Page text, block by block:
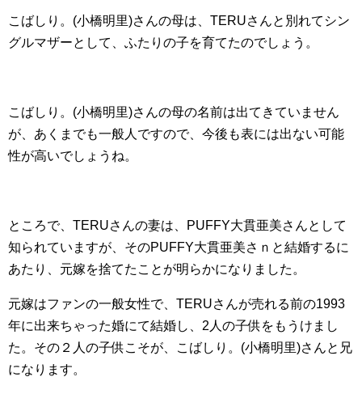
こばしり。(小橋明里)さんの母は、TERUさんと別れてシン
グルマザーとして、ふたりの子を育てたのでしょう。
こばしり。(小橋明里)さんの母の名前は出てきていません
が、あくまでも一般人ですので、今後も表には出ない可能
性が高いでしょうね。
ところで、TERUさんの妻は、PUFFY大貫亜美さんとして
知られていますが、そのPUFFY大貫亜美さｎと結婚するに
あたり、元嫁を捨てたことが明らかになりました。
元嫁はファンの一般女性で、TERUさんが売れる前の1993
年に出来ちゃった婚にて結婚し、2人の子供をもうけまし
た。その２人の子供こそが、こばしり。(小橋明里)さんと兄
になります。